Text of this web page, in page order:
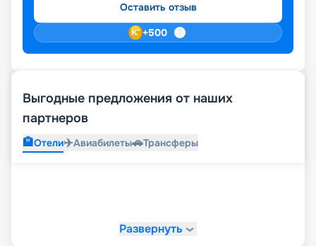
Оставить отзыв
+500
Выгодные предложения от наших
партнеров
🏨Отели✈️Авиабилеты🚗Трансферы
Развернуть